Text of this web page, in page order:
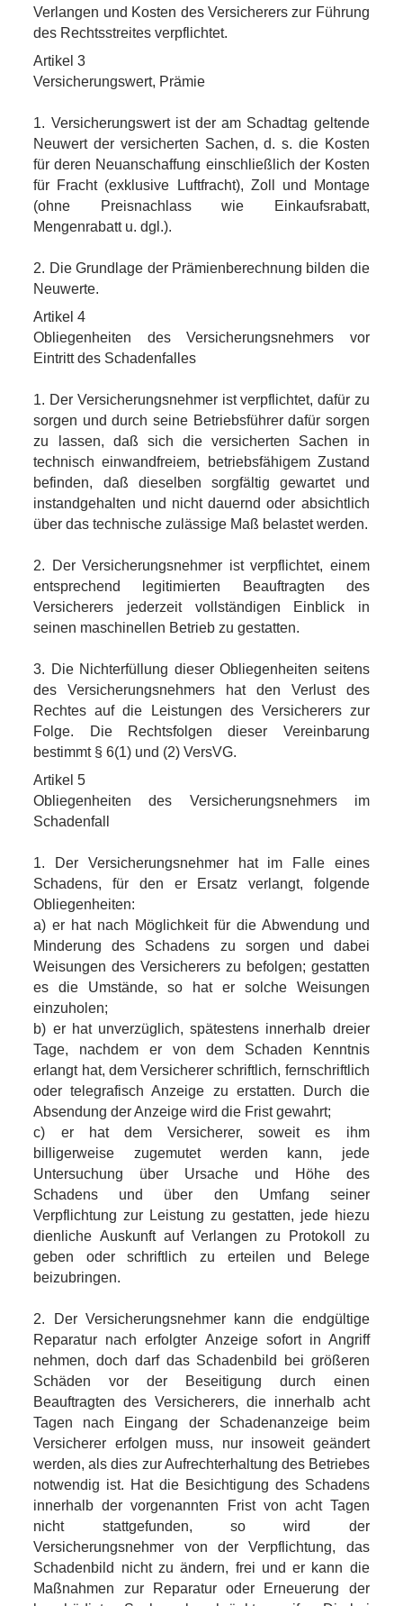
Verlangen und Kosten des Versicherers zur Führung
des Rechtsstreites verpflichtet.
Artikel 3
Versicherungswert, Prämie
1. Versicherungswert ist der am Schadtag geltende
Neuwert der versicherten Sachen, d. s. die Kosten
für deren Neuanschaffung einschließlich der Kosten
für Fracht (exklusive Luftfracht), Zoll und Montage
(ohne Preisnachlass wie Einkaufsrabatt,
Mengenrabatt u. dgl.).
2. Die Grundlage der Prämienberechnung bilden die
Neuwerte.
Artikel 4
Obliegenheiten des Versicherungsnehmers vor
Eintritt des Schadenfalles
1. Der Versicherungsnehmer ist verpflichtet, dafür zu
sorgen und durch seine Betriebsführer dafür sorgen
zu lassen, daß sich die versicherten Sachen in
technisch einwandfreiem, betriebsfähigem Zustand
befinden, daß dieselben sorgfältig gewartet und
instandgehalten und nicht dauernd oder absichtlich
über das technische zulässige Maß belastet werden.
2. Der Versicherungsnehmer ist verpflichtet, einem
entsprechend legitimierten Beauftragten des
Versicherers jederzeit vollständigen Einblick in
seinen maschinellen Betrieb zu gestatten.
3. Die Nichterfüllung dieser Obliegenheiten seitens
des Versicherungsnehmers hat den Verlust des
Rechtes auf die Leistungen des Versicherers zur
Folge. Die Rechtsfolgen dieser Vereinbarung
bestimmt § 6(1) und (2) VersVG.
Artikel 5
Obliegenheiten des Versicherungsnehmers im
Schadenfall
1. Der Versicherungsnehmer hat im Falle eines
Schadens, für den er Ersatz verlangt, folgende
Obliegenheiten:
a) er hat nach Möglichkeit für die Abwendung und
Minderung des Schadens zu sorgen und dabei
Weisungen des Versicherers zu befolgen; gestatten
es die Umstände, so hat er solche Weisungen
einzuholen;
b) er hat unverzüglich, spätestens innerhalb dreier
Tage, nachdem er von dem Schaden Kenntnis
erlangt hat, dem Versicherer schriftlich, fernschriftlich
oder telegrafisch Anzeige zu erstatten. Durch die
Absendung der Anzeige wird die Frist gewahrt;
c) er hat dem Versicherer, soweit es ihm
billigerweise zugemutet werden kann, jede
Untersuchung über Ursache und Höhe des
Schadens und über den Umfang seiner
Verpflichtung zur Leistung zu gestatten, jede hiezu
dienliche Auskunft auf Verlangen zu Protokoll zu
geben oder schriftlich zu erteilen und Belege
beizubringen.
2. Der Versicherungsnehmer kann die endgültige
Reparatur nach erfolgter Anzeige sofort in Angriff
nehmen, doch darf das Schadenbild bei größeren
Schäden vor der Beseitigung durch einen
Beauftragten des Versicherers, die innerhalb acht
Tagen nach Eingang der Schadenanzeige beim
Versicherer erfolgen muss, nur insoweit geändert
werden, als dies zur Aufrechterhaltung des Betriebes
notwendig ist. Hat die Besichtigung des Schadens
innerhalb der vorgenannten Frist von acht Tagen
nicht stattgefunden, so wird der
Versicherungsnehmer von der Verpflichtung, das
Schadenbild nicht zu ändern, frei und er kann die
Maßnahmen zur Reparatur oder Erneuerung der